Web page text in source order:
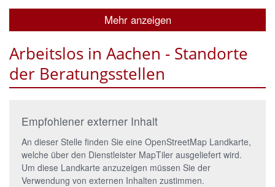
Mehr anzeigen
Arbeitslos in Aachen - Standorte
der Beratungsstellen
Empfohlener externer Inhalt
An dieser Stelle finden Sie eine OpenStreetMap Landkarte,
welche über den Dienstleister MapTiler ausgeliefert wird.
Um diese Landkarte anzuzeigen müssen Sie der
Verwendung von externen Inhalten zustimmen.